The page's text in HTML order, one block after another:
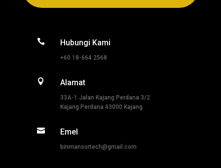
 Hubungi Kami
+60 18-664 2568
 Alamat
33A-1 Jalan Kajang Perdana 3/2
Kajang Perdana 43000 Kajang
 Emel
binmansortech@gmail.com